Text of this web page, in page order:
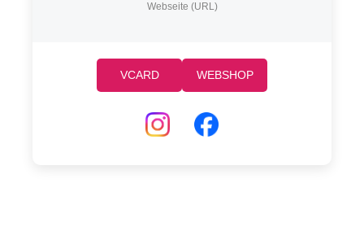
Webseite (URL)
VCARD WEBSHOP